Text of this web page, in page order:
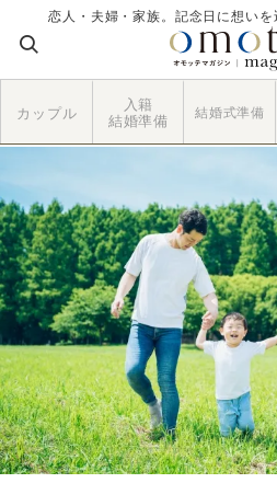
恋人・夫婦・家族。記念日に想いを
カップル
入籍
結婚準備
結婚式準備